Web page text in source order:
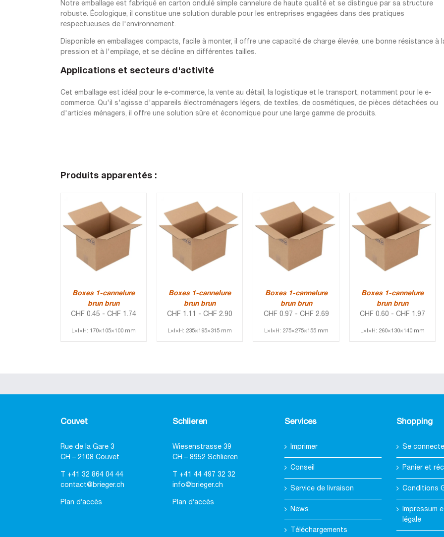
Notre emballage est fabriqué en carton ondulé simple cannelure de haute qualité et se distingue par sa structure
robuste. Écologique, il constitue une solution durable pour les entreprises engagées dans des pratiques
respectueuses de l'environnement.
Disponible en emballages compacts, facile à monter, il offre une capacité de charge élevée, une bonne résistance à
pression et à l'empilage, et se décline en différentes tailles.
Applications et secteurs d'activité
Cet emballage est idéal pour le e-commerce, la vente au détail, la logistique et le transport, notamment pour le e-
commerce. Qu'il s'agisse d'appareils électroménagers légers, de textiles, de cosmétiques, de pièces détachées ou
d'articles ménagers, il offre une solution sûre et économique pour une large gamme de produits.
Produits apparentés :
Boxes 1-cannelure
brun brun
CHF 0.45 -CHF 1.74
L×l×H: 170×105×100 mm
Boxes 1-cannelure
brun brun
CHF
1.11 -CHF 2.90
L×l×H: 235×195×315 mm
Boxes 1-cannelure
brun brun
CHF 0.97 - CHF 2.69
L×l×H: 275×275×155 mm
Boxes 1-cannelure
brun brun
CHF 0.60 - CHF 1.97
L×l×H: 260×130×140 mm
Couvet
Rue de la Gare 3
CH – 2108 Couvet
+41 32 864 04 44
contact@brieger.ch
Plan d’accès
Schlieren
Wiesenstrasse 39
CH – 8952 Schlieren
+41 44 497 32 32
info@brieger.ch
Plan d’accès
Services
Imprimer
Conseil
Service de livraison
News
Téléchargements
Shopping
Se
Panier et
Conditions
Impressum
légale